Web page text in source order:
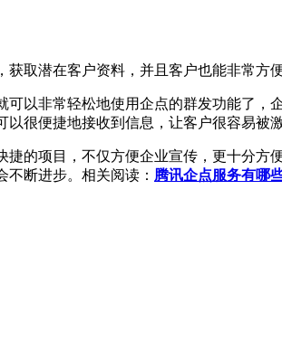
潜在客户资料，并且客户也能非常方便
非常轻松地使用企点的群发功能了，
很便捷地接收到信息，让客户很容易被
项目，不仅方便企业宣传，更十分方
断进步。相关阅读： 腾讯企点服务有哪